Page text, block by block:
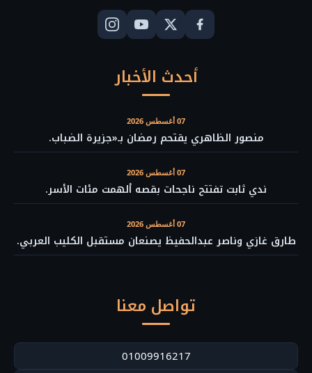
أحدث الأخبار
07 أغسطس 2026
منصور الظاهري يقتحم رمضان بـ«جزيرة الضباب.
07 أغسطس 2026
ندي ثابت تفتتح ناجحات بقصه ألهمت مئات الأسر.
07 أغسطس 2026
طارق غازي وناصر عبدالحفيظ يصنعان مستقبل الكليب العربي.
تواصل معنا
01009916217